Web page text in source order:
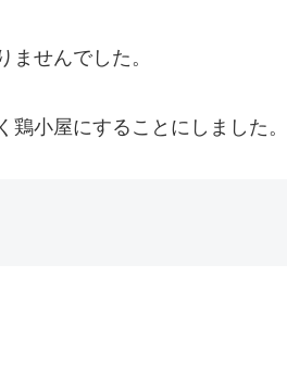
せんでした。
小屋にすることにしました。